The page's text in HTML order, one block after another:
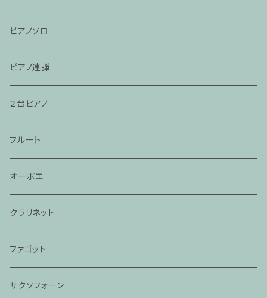
ピアノソロ
ピアノ連弾
２台ピアノ
フルート
オーボエ
クラリネット
ファゴット
サクソフォーン